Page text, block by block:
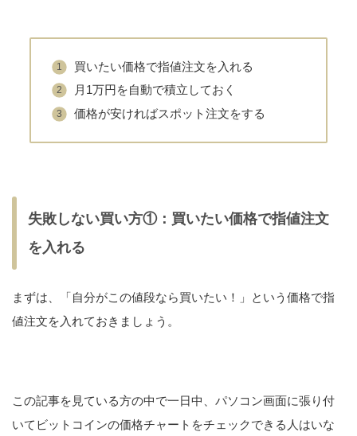
買いたい価格で指値注文を入れる
月1万円を自動で積立しておく
価格が安ければスポット注文をする
失敗しない買い方①：買いたい価格で指値注文
を入れる
まずは、「自分がこの値段なら買いたい！」という価格で指
値注文を入れておきましょう。
この記事を見ている方の中で一日中、パソコン画面に張り付
いてビットコインの価格チャートをチェックできる人はいな